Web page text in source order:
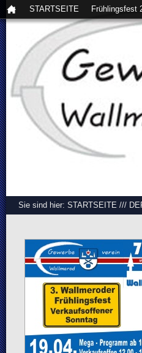
STARTSEITE Frühlingsfest
Sie sind hier: STARTSEITE ///